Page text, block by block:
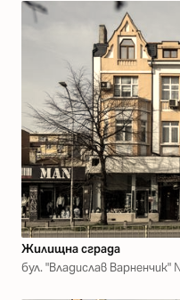
Жилищна сграда
бул. "Владислав Варненчик"